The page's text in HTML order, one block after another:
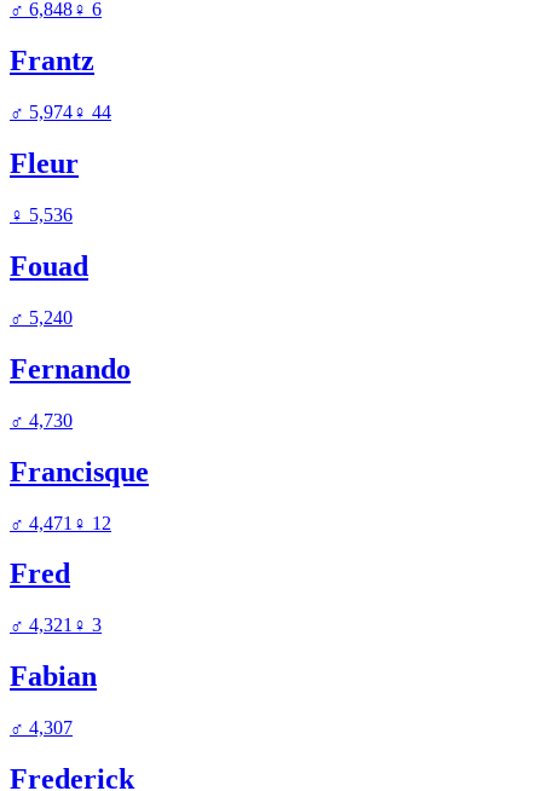
♂ 6,848♀ 6
Frantz
♂ 5,974♀ 44
Fleur
♀ 5,536
Fouad
♂ 5,240
Fernando
♂ 4,730
Francisque
♂ 4,471 ♀ 12
Fred
♂ 4,321 ♀ 3
Fabian
♂ 4,307
Frederick